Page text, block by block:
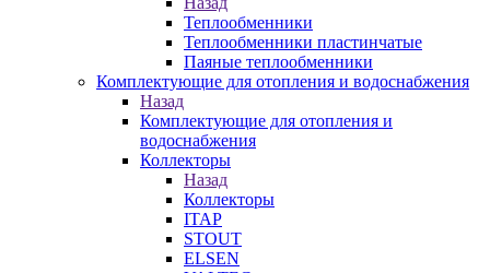
Теплообменники
Теплообменники пластинчатые
Паяные теплообменники
Комплектующие для отопления и водоснабжения
Назад
Комплектующие для отопления и
водоснабжения
Коллекторы
Назад
Коллекторы
ITAP
STOUT
ELSEN